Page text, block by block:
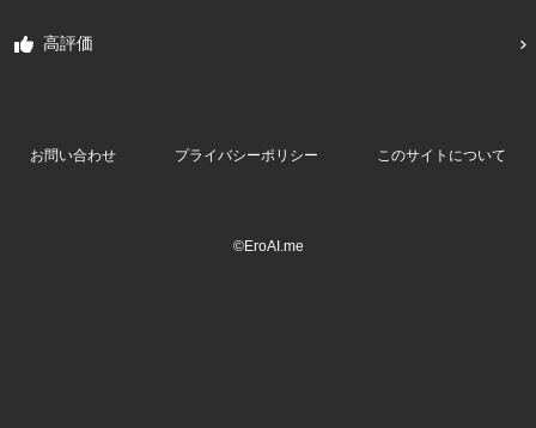
高評価
お問い合わせ プライバシーポリシー このサイトについて
©EroAI.me